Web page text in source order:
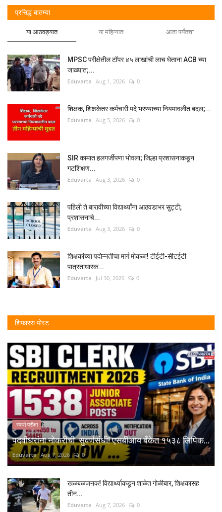
प्रसिद्ध बातम्या
या आठवड्यात या महिन्यात आता पर्यंतचा
MPSC परीक्षेतील टॉपर ४५ लाखांची लाच घेताना ACB च्या
जाळ्यात;...
Eduvarta Aug 1, 2026 0
शिक्षक, शिक्षकेतर कर्मचारी पदे भरण्याच्या नियमावलीत बदल;...
Eduvarta Aug 5, 2026 0
SIR कामात हलगर्जीपणा भोवला; जिल्हा प्रशासनाकडून
गटशिक्षण...
Eduvarta Aug 3, 2026 0
पहिली ते बारावीच्या विद्यार्थ्यांना आठवडाभर सुट्टी;
प्रशासनाचे...
Eduvarta Aug 3, 2026 0
शिक्षकांच्या पदोन्नतीचा मार्ग मोकळा! टीईटी-सीटईटी
पात्रताधारक...
Eduvarta Jul 30, 2026 0
शिफारस पोस्ट
स्पर्धा परीक्षा
पदवीधरांना नोकरीची सुवर्णसंधी! एसबीआय बँकेत १५३८ लिपिक...
Eduvarta Aug 7, 2026 0
खळबळजनक! विद्यार्थ्याकडून शाळेत गोळीबार, शिक्षकासह
तीन...
Eduvarta Aug 7, 2026 0